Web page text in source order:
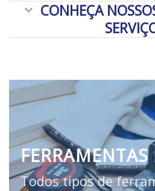
CONHEÇA
FERRAMENTAS
Todos tipos de